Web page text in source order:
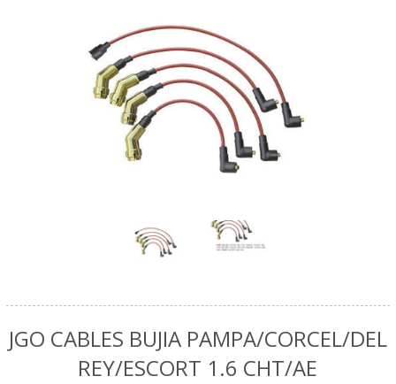
JGO CABLES BUJIA PAMPA/CORCEL/DEL
REY/ESCORT 1.6 CHT/AE